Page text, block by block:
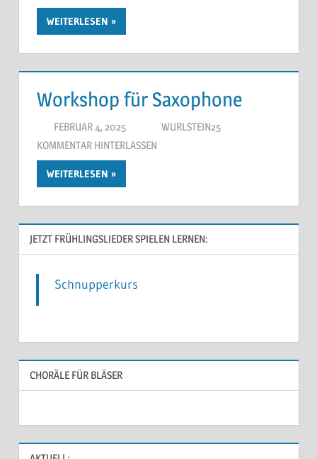
WEITERLESEN
Workshop für Saxophone
FEBRUAR 4, 2025
WURLSTEIN25
KOMMENTAR HINTERLASSEN
WEITERLESEN
JETZT FRÜHLINGSLIEDER SPIELEN LERNEN:
Schnupperkurs
CHORÄLE FÜR BLÄSER